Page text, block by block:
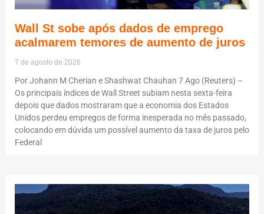
Wall St sobe após dados de emprego
acalmarem temores de aumento de juros
7 de agosto de 2026
Por Johann M Cherian e Shashwat Chauhan 7 Ago (Reuters) –
Os principais índices de Wall Street subiam nesta sexta-feira
depois que dados mostraram que a economia dos Estados
Unidos perdeu empregos de forma inesperada no mês passado,
colocando em dúvida um possível aumento da taxa de juros pelo
Federal